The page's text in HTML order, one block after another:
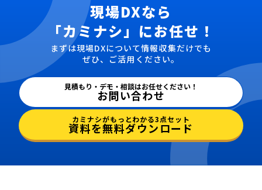
現場DXなら
「カミナシ」にお任せ！
まずは現場DXについて情報収集だけでも
ぜひ、ご活用ください。
見積もり・デモ・相談はお任せください！
お問い合わせ
カミナシがもっとわかる3点セット
資料を無料ダウンロード